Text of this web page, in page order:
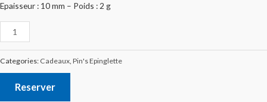
Epaisseur : 10 mm – Poids : 2 g
Categories: Cadeaux Pin's Epinglette
Reserver